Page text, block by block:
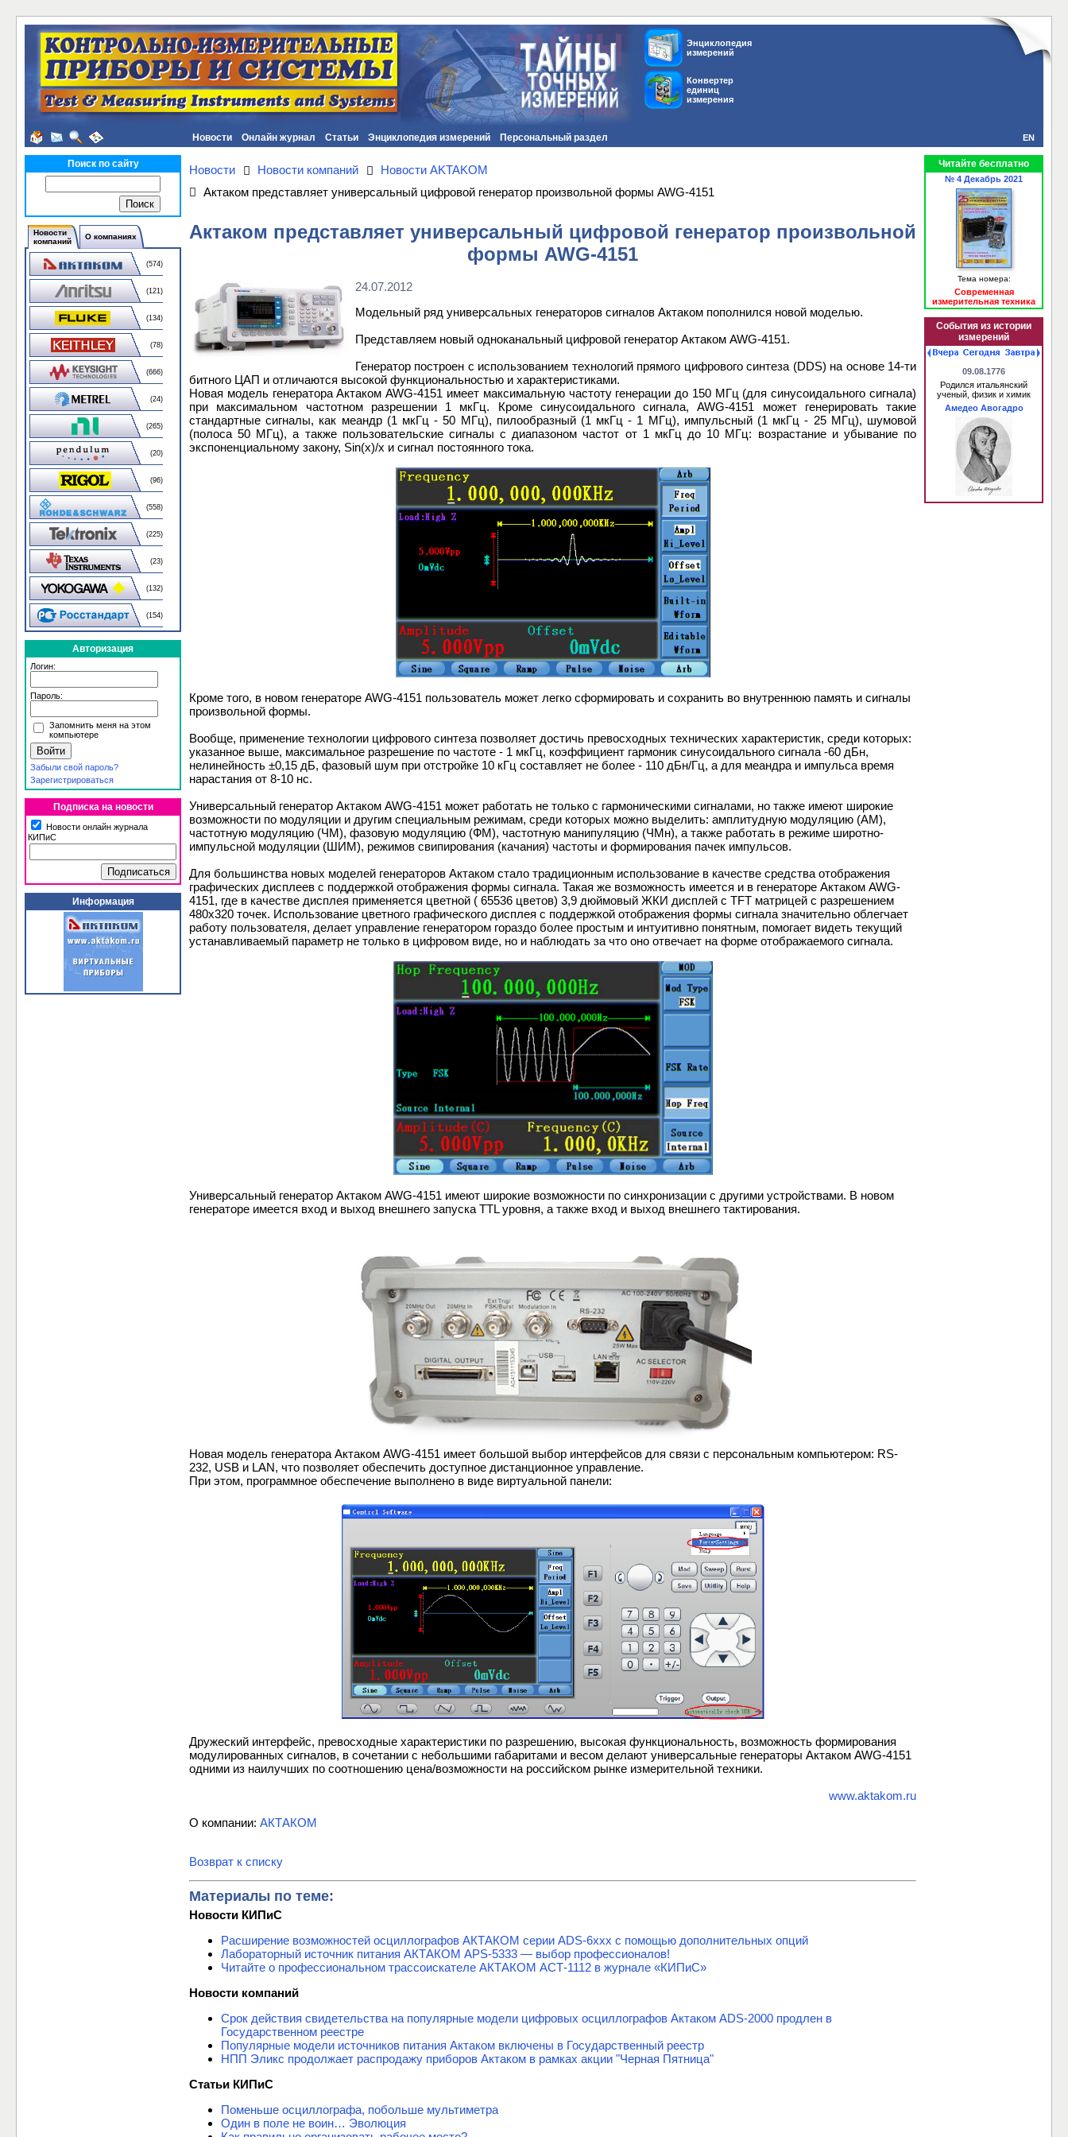
Энциклопедия
измерений
Конвертер
единиц
измерения
Новости Онлайн журнал Статьи Энциклопедия измерений Персональный раздел EN
Поиск по сайту
Новости
компаний
О компаниях
(574)
(121)
(134)
(78)
(666)
(24)
(265)
(20)
(96)
(558)
(225)
(23)
(132)
(154)
Авторизация
Логин:
Пароль:
Запомнить меня на этом
компьютере
Забыли свой пароль?
Зарегистрироваться
Подписка на новости
Новости онлайн журнала
КИПиС
Информация
Новости Новости компаний
Новости AKTAKOM
Актаком представляет универсальный цифровой генератор произвольной формы AWG-4151
Актаком представляет универсальный цифровой генератор произвольной
формы AWG-4151
24.07.2012
Модельный ряд универсальных генераторов сигналов Актаком пополнился новой моделью.
Представляем новый одноканальный цифровой генератор Актаком AWG-4151.
Генератор построен с использованием технологий прямого цифрового синтеза (DDS) на основе 14-ти
битного ЦАП и отличаются высокой функциональностью и характеристиками.
Новая модель генератора Актаком AWG-4151 имеет максимальную частоту генерации до 150 МГц (для синусоидального сигнала)
при максимальном частотном разрешении 1 мкГц. Кроме синусоидального сигнала, AWG-4151 может генерировать такие
стандартные сигналы, как меандр (1 мкГц - 50 МГц), пилообразный (1 мкГц - 1 МГц), импульсный (1 мкГц - 25 МГц), шумовой
(полоса 50 МГц), а также пользовательские сигналы с диапазоном частот от 1 мкГц до 10 МГц: возрастание и убывание по
экспоненциальному закону, Sin(x)/x и сигнал постоянного тока.
Кроме того, в новом генераторе AWG-4151 пользователь может легко сформировать и сохранить во внутреннюю память и сигналы
произвольной формы.
Вообще, применение технологии цифрового синтеза позволяет достичь превосходных технических характеристик, среди которых:
указанное выше, максимальное разрешение по частоте - 1 мкГц, коэффициент гармоник синусоидального сигнала -60 дБн,
нелинейность ±0,15 дБ, фазовый шум при отстройке 10 кГц составляет не более - 110 дБн/Гц, а для меандра и импульса время
нарастания от 8-10 нс.
Универсальный генератор Актаком AWG-4151 может работать не только с гармоническими сигналами, но также имеют широкие
возможности по модуляции и другим специальным режимам, среди которых можно выделить: амплитудную модуляцию (АМ),
частотную модуляцию (ЧМ), фазовую модуляцию (ФМ), частотную манипуляцию (ЧМн), а также работать в режиме широтно-
импульсной модуляции (ШИМ), режимов свипирования (качания) частоты и формирования пачек импульсов.
Для большинства новых моделей генераторов Актаком стало традиционным использование в качестве средства отображения
графических дисплеев с поддержкой отображения формы сигнала. Такая же возможность имеется и в генераторе Актаком AWG-
4151, где в качестве дисплея применяется цветной ( 65536 цветов) 3,9 дюймовый ЖКИ дисплей с TFT матрицей с разрешением
480х320 точек. Использование цветного графического дисплея с поддержкой отображения формы сигнала значительно облегчает
работу пользователя, делает управление генератором гораздо более простым и интуитивно понятным, помогает видеть текущий
устанавливаемый параметр не только в цифровом виде, но и наблюдать за что оно отвечает на форме отображаемого сигнала.
Универсальный генератор Актаком AWG-4151 имеют широкие возможности по синхронизации с другими устройствами. В новом
генераторе имеется вход и выход внешнего запуска TTL уровня, а также вход и выход внешнего тактирования.
Новая модель генератора Актаком AWG-4151 имеет большой выбор интерфейсов для связи с персональным компьютером: RS-
232, USB и LAN, что позволяет обеспечить доступное дистанционное управление.
При этом, программное обеспечение выполнено в виде виртуальной панели:
Дружеский интерфейс, превосходные характеристики по разрешению, высокая функциональность, возможность формирования
модулированных сигналов, в сочетании с небольшими габаритами и весом делают универсальные генераторы Актаком AWG-4151
одними из наилучших по соотношению цена/возможности на российском рынке измерительной техники.
www.aktakom.ru
О компании: АКТАКОМ
Возврат к списку
Материалы по теме:
Новости КИПиС
Расширение возможностей осциллографов АКТАКОМ серии ADS-6ххх с помощью дополнительных опций
Лабораторный источник питания АКТАКОМ APS-5333 — выбор профессионалов!
Читайте о профессиональном трассоискателе АКТАКОМ АСТ-1112 в журнале «КИПиС»
Новости компаний
Срок действия свидетельства на популярные модели цифровых осциллографов Актаком ADS-2000 продлен в
Государственном реестре
Популярные модели источников питания Актаком включены в Государственный реестр
НПП Эликс продолжает распродажу приборов Актаком в рамках акции "Черная Пятница"
Статьи КИПиС
Поменьше осциллографа, побольше мультиметра
Один в поле не воин… Эволюция
Читайте бесплатно
№ 4 Декабрь 2021
Тема номера:
Современная
измерительная техника
События из истории
измерений
09.08.1776
Родился итальянский
ученый, физик и химик
Амедео Авогадро